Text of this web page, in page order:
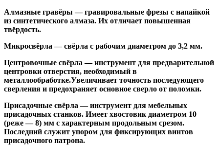
Алмазные гравёры — гравировальные фрезы с напайкой
из синтетического алмаза. Их отличает повышенная
твёрдость.
Микросвёрла — свёрла с рабочим диаметром до 3,2 мм.
Центровочные свёрла — инструмент для предварительной
центровки отверстия, необходимый в
металлообработке.Увеличивает точность последующего
сверления и предохраняет основное сверло от поломки.
Присадочные свёрла — инструмент для мебельных
присадочных станков. Имеет хвостовик диаметром 10
(реже — 8) мм с характерным продольным срезом.
Последний служит упором для фиксирующих винтов
присадочного патрона.